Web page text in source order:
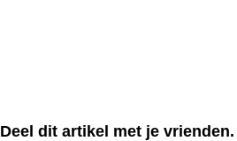
Deel dit artikel met je vrienden.